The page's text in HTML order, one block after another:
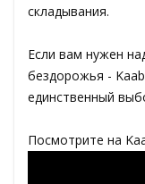
складывания.
Если вам нужен
бездорожья -
единственный
Посмотрите на